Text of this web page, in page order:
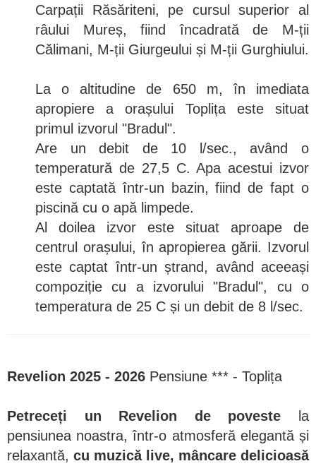
Carpații Răsăriteni, pe cursul superior al
râului Mureș, fiind încadrată de M-ții
Călimani, M-ții Giurgeului și M-ții Gurghiului.
La o altitudine de 650 m, în imediata
apropiere a orașului Toplița este situat
primul izvorul "Bradul".
Are un debit de 10 l/sec., având o
temperatură de 27,5 C. Apa acestui izvor
este captată într-un bazin, fiind de fapt o
piscină cu o apă limpede.
Al doilea izvor este situat aproape de
centrul orașului, în apropierea gării. Izvorul
este captat într-un ștrand, având aceeași
compoziție cu a izvorului "Bradul", cu o
temperatura de 25 C și un debit de 8 l/sec.
Revelion 2025 - 2026 Pensiune *** - Toplița
Petreceți un Revelion de poveste la
pensiunea noastra, într-o atmosferă elegantă și
relaxantă, cu muzică live, mâncare delicioasă